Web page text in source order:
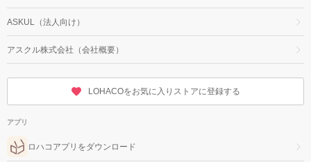
ASKUL（法人向け）
アスクル株式会社（会社概要）
LOHACOをお気に入りストアに登録する
アプリ
ロハコアプリをダウンロード